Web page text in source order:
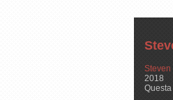
Steven
2018